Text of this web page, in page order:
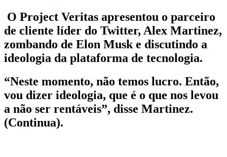
O Project Veritas apresentou o parceiro
de cliente líder do Twitter, Alex Martinez,
zombando de Elon Musk e discutindo a
ideologia da plataforma de tecnologia.
“Neste momento, não temos lucro. Então,
vou dizer ideologia, que é o que nos levou
a não ser rentáveis”, disse Martinez.
(Continua).